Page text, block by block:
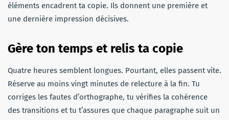
éléments encadrent ta copie. Ils donnent une première et
une dernière impression décisives.
Gère ton temps et relis ta copie
Quatre heures semblent longues. Pourtant, elles passent vite.
Réserve au moins vingt minutes de relecture à la fin. Tu
corriges les fautes d’orthographe, tu vérifies la cohérence
des transitions et tu t’assures que chaque paragraphe suit un